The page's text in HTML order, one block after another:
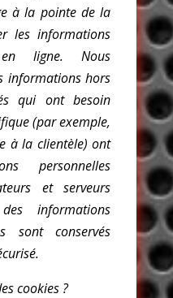
à la pointe de la
les informations
en ligne. Nous
informations hors
qui ont besoin
(par exemple,
à la clientèle) ont
personnelles
et serveurs
informations
sont conservés
cookies ?